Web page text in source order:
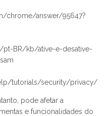
chrome/answer/95647?
BR/kb/ative-e-desative-
tutorials/security/privacy/
pode afetar a
e funcionalidades do